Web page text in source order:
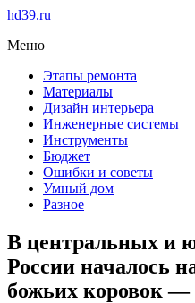
hd39.ru
Меню
Этапы ремонта
Материалы
Дизайн интерьера
Инженерные системы
Инструменты
Бюджет
Ошибки и советы
Умный дом
Разное
В центральных и
России началось
божьих коровок —